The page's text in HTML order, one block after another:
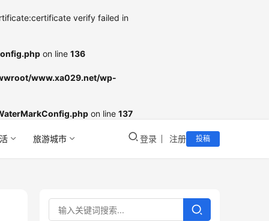
verify failed in
on line 136
www.xa029.net/wp-
on line 137
旅游城市 登录 注册 投稿